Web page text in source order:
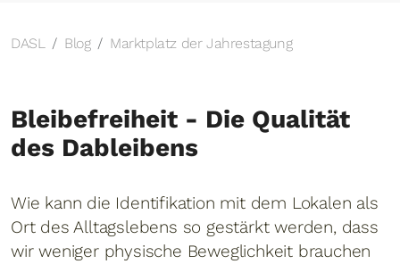
DASL Blog Marktplatz der Jahrestagung
Bleibefreiheit - Die Qualität
des Dableibens
Wie kann die Identifikation mit dem Lokalen als
Ort des Alltagslebens so gestärkt werden, dass
wir weniger physische Beweglichkeit brauchen